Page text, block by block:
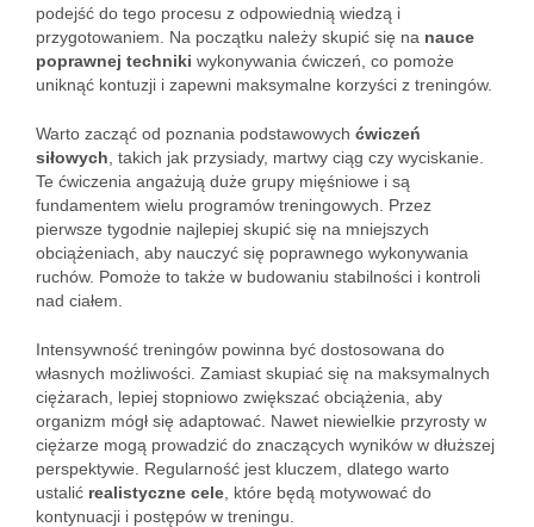
podejść do tego procesu z odpowiednią wiedzą i
przygotowaniem. Na początku należy skupić się na nauce
poprawnej techniki wykonywania ćwiczeń, co pomoże
uniknąć kontuzji i zapewni maksymalne korzyści z treningów.
Warto zacząć od poznania podstawowych ćwiczeń
siłowych , takich jak przysiady, martwy ciąg czy wyciskanie.
Te ćwiczenia angażują duże grupy mięśniowe i są
fundamentem wielu programów treningowych. Przez
pierwsze tygodnie najlepiej skupić się na mniejszych
obciążeniach, aby nauczyć się poprawnego wykonywania
ruchów. Pomoże to także w budowaniu stabilności i kontroli
nad ciałem.
Intensywność treningów powinna być dostosowana do
własnych możliwości. Zamiast skupiać się na maksymalnych
ciężarach, lepiej stopniowo zwiększać obciążenia, aby
organizm mógł się adaptować. Nawet niewielkie przyrosty w
ciężarze mogą prowadzić do znaczących wyników w dłuższej
perspektywie. Regularność jest kluczem, dlatego warto
ustalić realistyczne cele , które będą motywować do
kontynuacji i postępów w treningu.